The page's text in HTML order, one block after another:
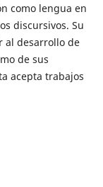
como lengua en
discursivos. Su
al desarrollo de
de sus
acepta trabajos